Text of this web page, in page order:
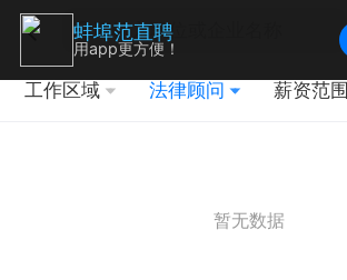
工作区域 法律顾问 薪资范围
暂无数据
蚌埠范直聘
用app更方便！